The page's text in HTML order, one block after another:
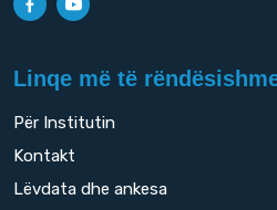
Linqe më të
Për Institutin
Kontakt
Lëvdata dhe ankesa